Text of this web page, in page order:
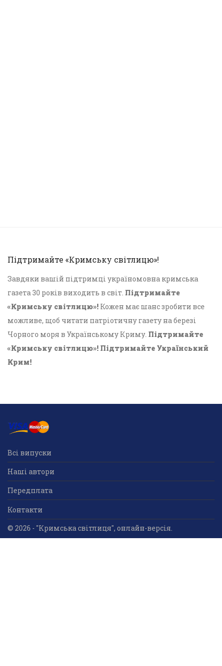
Підтримайте «Кримську світлицю»!
Завдяки вашій підтримці україномовна кримська
газета 30 років виходить в світ. Підтримайте
«Кримську світлицю»! Кожен має шанс зробити все
можливе, щоб читати патріотичну газету на березі
Чорного моря в Українському Криму. Підтримайте
«Кримську світлицю»! Підтримайте Український
Крим!
Всі випуски
Наші автори
Передплата
Контакти
© 2026 - "Кримська світлиця", онлайн-версія.